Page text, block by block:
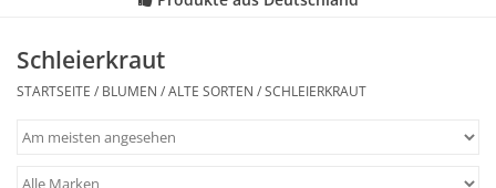
Kräuter
Für Kinder
Schleierkraut
STARTSEITE / BLUMEN /ALTE SORTEN /SCHLEIERKRAUT